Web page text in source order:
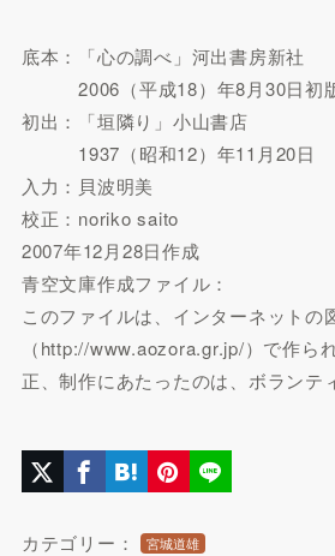
底本：「心の調べ」河出書房新社
2006（平成18）年8月30日初
初出：「垣隣り」小山書店
1937（昭和12）年11月20日
入力：貝波明美
校正：noriko saito
2007年12月28日作成
青空文庫作成ファイル：
このファイルは、インターネットの
（http://www.aozora.gr.jp/）で作ら
正、制作にあたったのは、ボランテ
カテゴリー： 宮城道雄